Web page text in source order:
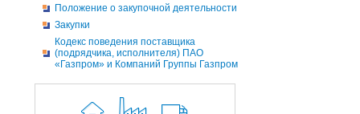
Положение о закупочной деятельности
Закупки
Кодекс поведения поставщика
(подрядчика, исполнителя) ПАО
«Газпром» и Компаний Группы Газпром